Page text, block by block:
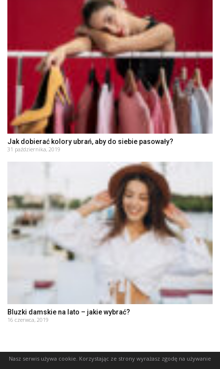
Jak dobierać kolory ubrań, aby do siebie pasowały?
31 października, 2019
Bluzki damskie na lato – jakie wybrać?
16 czerwca, 2019
Nasz serwis używa cookie. Korzystając ze strony wyrażasz zgodę na używanie